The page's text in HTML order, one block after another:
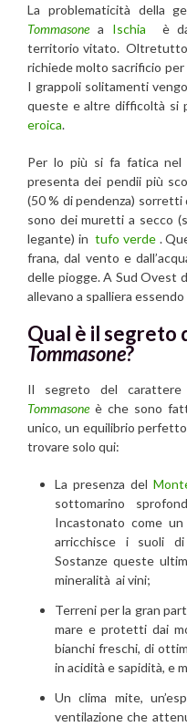
La problematicità della
Tommasonea Ischia
è
territorio vitato. Oltretutto
richiede molto sacrificio per
I grappoli solitamenti
queste e altre difficoltà si
eroica.
Per lo più si fa fatica nel
presenta dei pendii più
(50 % di pendenza)
sono dei muretti a secco
legante) intufo verde.
frana, dal vento e
delle piogge. A Sud Ovest
allevano a spalliera
Qual è il segreto
Tommasone?
Il segreto del
Tommasoneè che sono
unico, un equilibrio
trovare solo qui:
La presenza del
sottomarino
Incastonato come
arricchisce i suoli
Sostanze queste
mineralità ai vini;
Terreni per la gran
mare e protetti dai
bianchi freschi, di
in acidità e sapidità, e
Un clima mite,
ventilazione che